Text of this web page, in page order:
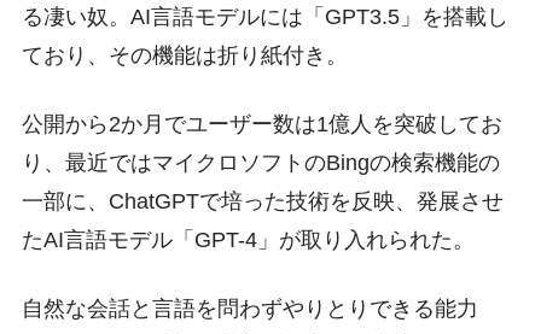
る凄い奴。AI言語モデルには「GPT3.5」を搭載し
ており、その機能は折り紙付き。
公開から2か月でユーザー数は1億人を突破してお
り、最近ではマイクロソフトのBingの検索機能の
一部に、ChatGPTで培った技術を反映、発展させ
たAI言語モデル「GPT-4」が取り入れられた。
自然な会話と言語を問わずやりとりできる能力